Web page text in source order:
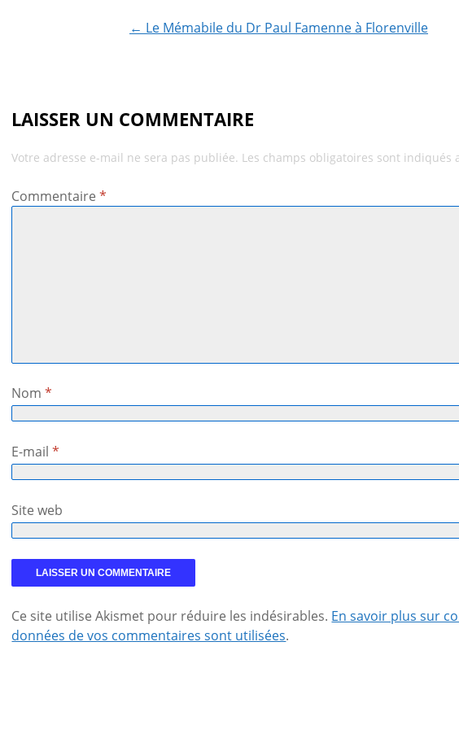
navigation← Le Mémabile du Dr Paul Famenne à Florenville
LAISSER UN COMMENTAIRE
Votre adresse e-mail ne sera pas publiée. Les champs obligatoires sont indiqués
Commentaire*
Nom*
E-mail*
Site web
Ce site utilise Akismet pour réduire les indésirables. En savoir plus sur
données de vos commentaires sont utilisées.